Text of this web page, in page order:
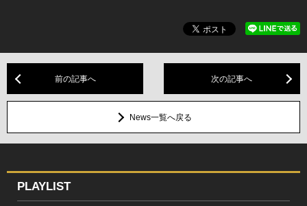
前の記事へ 次の記事へ
News一覧へ戻る
PLAYLIST